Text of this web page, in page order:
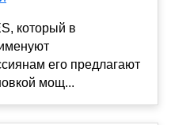
который в
его предлагают
мощ...